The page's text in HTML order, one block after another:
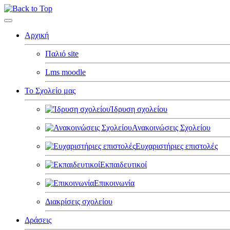
Αρχική
Παλιό site
Lms moodle
Το Σχολείο μας
Ίδρυση σχολείου
Ανακοινώσεις Σχολείου
Ευχαριστήριες επιστολές
Εκπαιδευτικοί
Επικοινωνία
Διακρίσεις σχολείου
Δράσεις